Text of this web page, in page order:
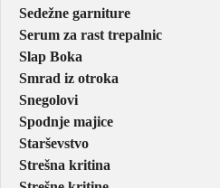
Sedežne garniture
Serum za rast trepalnic
Slap Boka
Smrad iz otroka
Snegolovi
Spodnje majice
Starševstvo
Strešna kritina